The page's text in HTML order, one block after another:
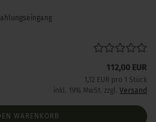
112,00 EUR
1,12 EUR pro 1 Stück
inkl. 19% MwSt. zzgl. Versand
WARENKORB